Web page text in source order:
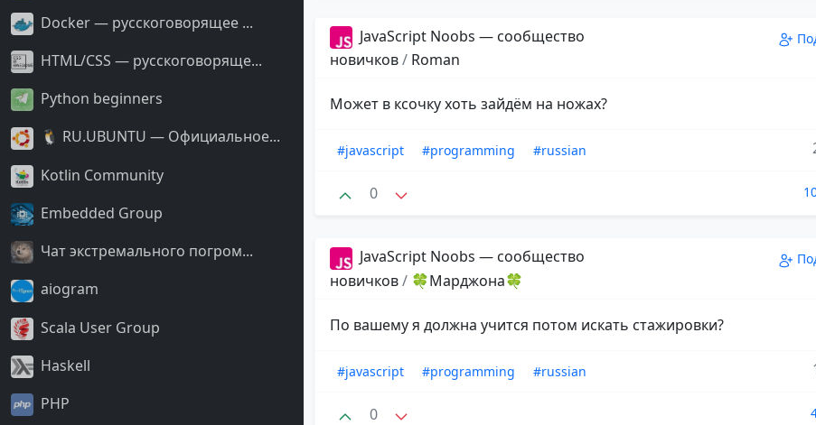
Docker — русскоговорящее ...
HTML/CSS — русскоговоряще...
Python beginners
🐧 RU.UBUNTU — Официальное...
Kotlin Community
Embedded Group
Чат экстремального погром...
aiogram
Scala User Group
Haskell
PHP
JavaScript Noobs — сообщество
новичков/ Roman
Может в ксочку хоть зайдём на ножах?
#javascript #programming #russian
0
JavaScript Noobs — сообщество
новичков/ 🍀Марджона🍀
По вашему я должна учится потом искать стажировки?
#javascript #programming #russian
0